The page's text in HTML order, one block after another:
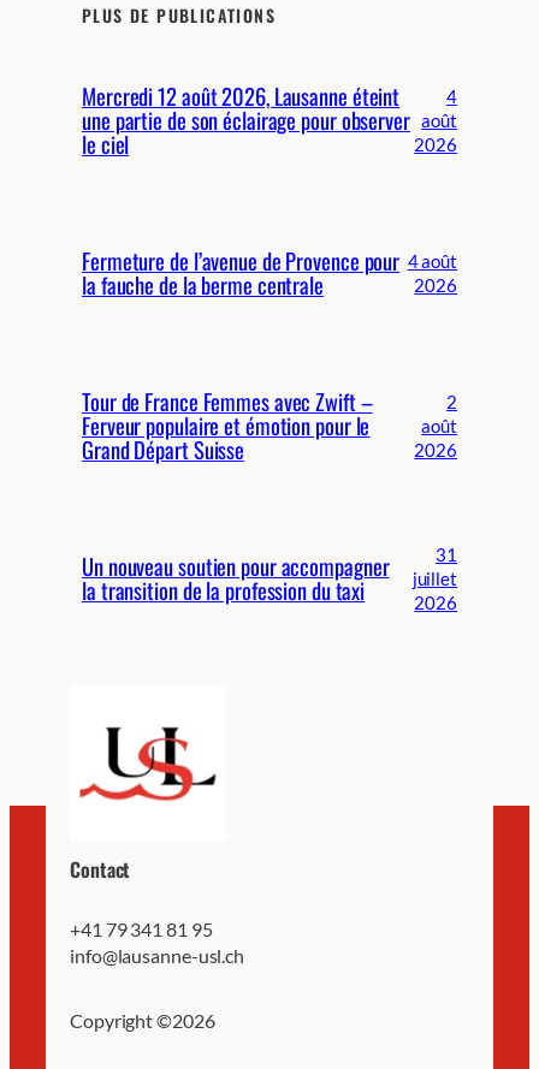
PLUS DE PUBLICATIONS
Mercredi 12 août 2026, Lausanne éteint
une partie de son éclairage pour observer
le ciel
4
août
2026
Fermeture de l’avenue de Provence pour
la fauche de la berme centrale
4 août
2026
Tour de France Femmes avec Zwift –
Ferveur populaire et émotion pour le
Grand Départ Suisse
2
août
2026
Un nouveau soutien pour accompagner
la transition de la profession du taxi
31
juillet
2026
Contact
+41 79 341 81 95
info@lausanne-usl.ch
Copyright ©2026